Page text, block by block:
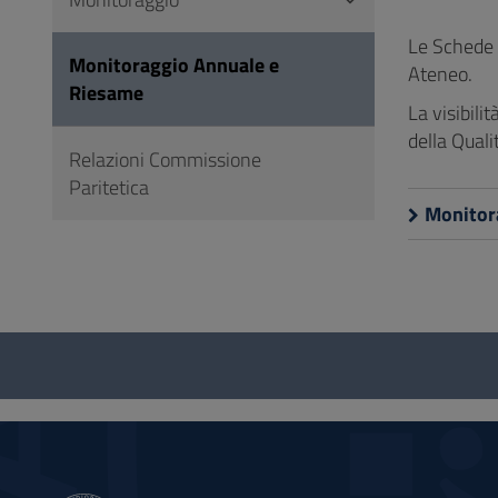
Footer
Le
Ateneo.
La
della
Monitoraggio Annuale e
Riesame
Relazioni Commissione
Paritetica
Questionario
social